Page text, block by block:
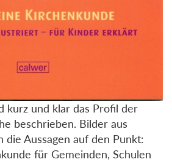
kurz und klar das Profil der
beschrieben. Bilder aus
die Aussagen auf den Punkt:
für Gemeinden, Schulen